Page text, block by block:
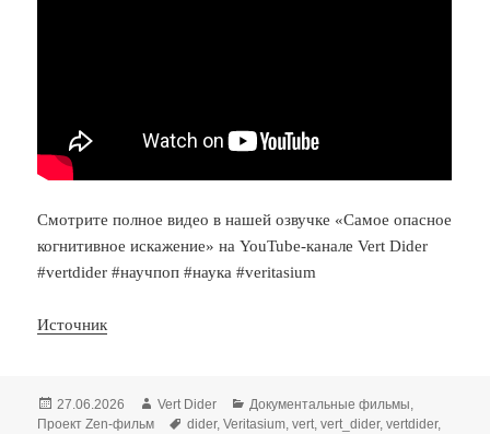
Смотрите полное видео в нашей озвучке «Самое опасное
когнитивное искажение» на YouTube-канале Vert Dider
#vertdider #научпоп #наука #veritasium
Источник
Опубликовано
27.06.2026 Автор
Vert Dider Рубрики
Документальные фильмы,
Проект Zen-фильм
Метки
dider,Veritasium,vert,vert_dider,vertdider,